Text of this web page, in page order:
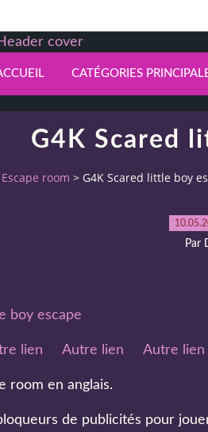
CATÉGORIES
G4K Scared
Escape room > G4K Scared little boy
Par
boy escape
lien Autre lien Autre lien
room en anglais.
de publicités pour